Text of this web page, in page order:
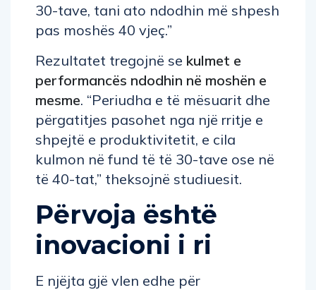
30-tave, tani ato ndodhin më shpesh
pas moshës 40 vjeç.”
Rezultatet tregojnë se kulmet e
performancës ndodhin në moshën e
mesme. “Periudha e të mësuarit dhe
përgatitjes pasohet nga një rritje e
shpejtë e produktivitetit, e cila
kulmon në fund të të 30-tave ose në
të 40-tat,” theksojnë studiuesit.
Përvoja është
inovacioni i ri
E njëjta gjë vlen edhe për